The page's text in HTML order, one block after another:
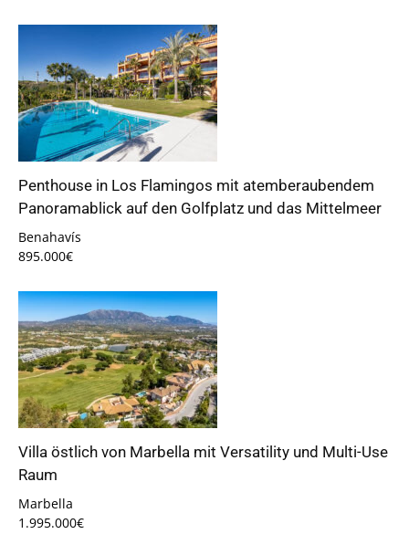
Penthouse in Los Flamingos mit atemberaubendem
Panoramablick auf den Golfplatz und das Mittelmeer
Benahavís
895.000€
Villa östlich von Marbella mit Versatility und Multi-Use
Raum
Marbella
1.995.000€